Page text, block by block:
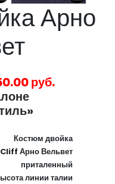
Арно
руб.
Костюм двойка
Арно Вельвет
приталенный
линии талии